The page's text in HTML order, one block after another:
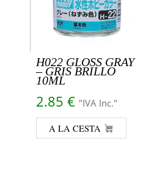
H022 GLOSS GRAY
– GRIS BRILLO
10ML
2.85 € "IVA Inc."
A LA CESTA